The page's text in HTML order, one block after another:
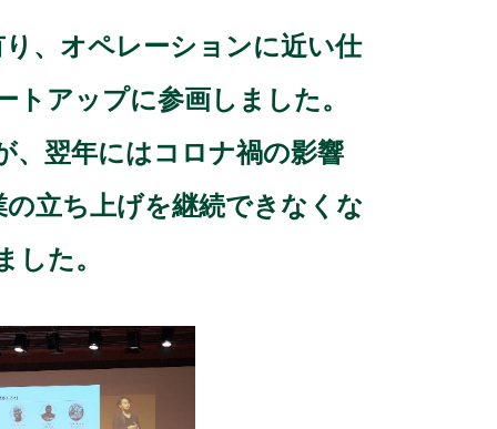
、オペレーションに近い仕
アップに参画しました。
、翌年にはコロナ禍の影響
立ち上げを継続できなくな
た。